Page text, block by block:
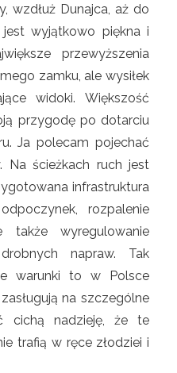
wzdłuż Dunajca, aż do
wyjątkowo piękna i
przewyższenia
zamku, ale wysiłek
widoki. Większość
przygodę po dotarciu
Ja polecam pojechać
Na ścieżkach ruch jest
infrastruktura
rozpalenie
wyregulowanie
napraw. Tak
warunki to w Polsce
na szczególne
cichą nadzieję, że te
trafią w ręce złodziei i